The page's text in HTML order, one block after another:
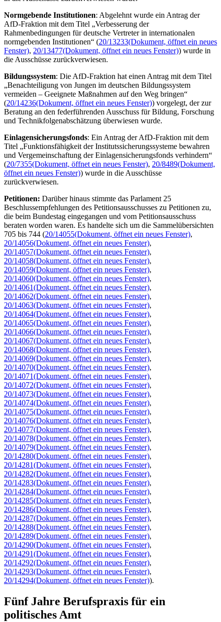
Normgebende Institutionen: Abgelehnt wurde ein Antrag der
AfD-Fraktion mit dem Titel „Verbesserung der
Rahmenbedingungen für deutsche Vertreter in internationalen
normgebenden Institutionen“ (20/13233(Dokument, öffnet ein neues
Fenster), 20/13477(Dokument, öffnet ein neues Fenster)) wurde in
die Ausschüsse zurückverwiesen.
Bildungssystem: Die AfD-Fraktion hat einen Antrag mit dem Titel
„Benachteiligung von Jungen im deutschen Bildungssystem
vermeiden – Geeignete Maßnahmen auf den Weg bringen“
(20/14236(Dokument, öffnet ein neues Fenster)) vorgelegt, der zur
Beratung an den federführenden Ausschuss für Bildung, Forschung
und Technikfolgenabschätzung überwiesen wurde.
Einlagensicherungsfonds: Ein Antrag der AfD-Fraktion mit dem
Titel „Funktionsfähigkeit der Institutssicherungssysteme bewahren
und Vergemeinschaftung der Einlagensicherungsfonds verhindern“
(20/7355(Dokument, öffnet ein neues Fenster), 20/8489(Dokument,
öffnet ein neues Fenster)) wurde in die Ausschüsse
zurückverwiesen.
Petitionen: Darüber hinaus stimmte das Parlament 25
Beschlussempfehlungen des Petitionsausschusses zu Petitionen zu,
die beim Bundestag eingegangen und vom Petitionsausschuss
beraten worden waren. Es handelte sich um die Sammelübersichten
705 bis 744 (20/14055(Dokument, öffnet ein neues Fenster),
20/14056(Dokument, öffnet ein neues Fenster),
20/14057(Dokument, öffnet ein neues Fenster),
20/14058(Dokument, öffnet ein neues Fenster),
20/14059(Dokument, öffnet ein neues Fenster),
20/14060(Dokument, öffnet ein neues Fenster),
20/14061(Dokument, öffnet ein neues Fenster),
20/14062(Dokument, öffnet ein neues Fenster),
20/14063(Dokument, öffnet ein neues Fenster),
20/14064(Dokument, öffnet ein neues Fenster),
20/14065(Dokument, öffnet ein neues Fenster),
20/14066(Dokument, öffnet ein neues Fenster),
20/14067(Dokument, öffnet ein neues Fenster),
20/14068(Dokument, öffnet ein neues Fenster),
20/14069(Dokument, öffnet ein neues Fenster),
20/14070(Dokument, öffnet ein neues Fenster),
20/14071(Dokument, öffnet ein neues Fenster),
20/14072(Dokument, öffnet ein neues Fenster),
20/14073(Dokument, öffnet ein neues Fenster),
20/14074(Dokument, öffnet ein neues Fenster),
20/14075(Dokument, öffnet ein neues Fenster),
20/14076(Dokument, öffnet ein neues Fenster),
20/14077(Dokument, öffnet ein neues Fenster),
20/14078(Dokument, öffnet ein neues Fenster),
20/14079(Dokument, öffnet ein neues Fenster),
20/14280(Dokument, öffnet ein neues Fenster),
20/14281(Dokument, öffnet ein neues Fenster),
20/14282(Dokument, öffnet ein neues Fenster),
20/14283(Dokument, öffnet ein neues Fenster),
20/14284(Dokument, öffnet ein neues Fenster),
20/14285(Dokument, öffnet ein neues Fenster),
20/14286(Dokument, öffnet ein neues Fenster),
20/14287(Dokument, öffnet ein neues Fenster),
20/14288(Dokument, öffnet ein neues Fenster),
20/14289(Dokument, öffnet ein neues Fenster),
20/14290(Dokument, öffnet ein neues Fenster),
20/14291(Dokument, öffnet ein neues Fenster),
20/14292(Dokument, öffnet ein neues Fenster),
20/14293(Dokument, öffnet ein neues Fenster),
20/14294(Dokument, öffnet ein neues Fenster)).
Fünf Jahre Berufspraxis für ein
politisches Amt